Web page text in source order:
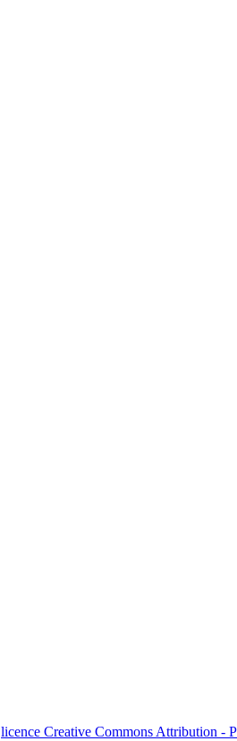
licence Creative Commons Attribution -